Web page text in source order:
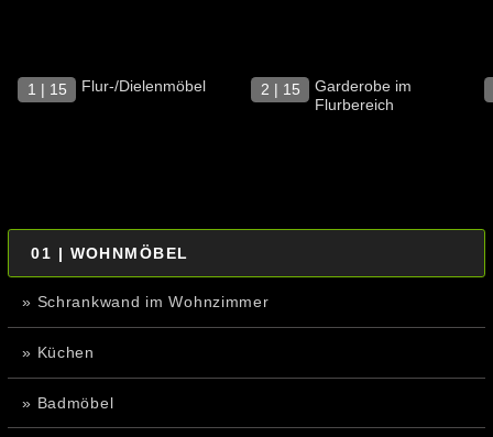
1 | 15 Flur-/Dielenmöbel 2 | 15
Garderobe im
Flurbereich
01 | WOHNMÖBEL
» Schrankwand im Wohnzimmer
» Küchen
» Badmöbel